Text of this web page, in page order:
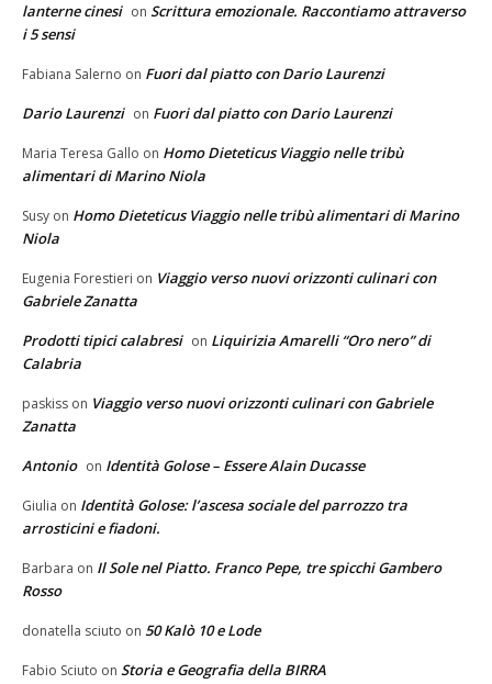
lanterne cinesi on Scrittura emozionale. Raccontiamo attraverso
i 5 sensi
Fabiana Salerno on Fuori dal piatto con Dario Laurenzi
Dario Laurenzi on Fuori dal piatto con Dario Laurenzi
Maria Teresa Gallo on Homo Dieteticus Viaggio nelle tribù
alimentari di Marino Niola
Susy on Homo Dieteticus Viaggio nelle tribù alimentari di Marino
Niola
Eugenia Forestieri on Viaggio verso nuovi orizzonti culinari con
Gabriele Zanatta
Prodotti tipici calabresi on Liquirizia Amarelli “Oro nero” di
Calabria
paskiss on Viaggio verso nuovi orizzonti culinari con Gabriele
Zanatta
Antonio on Identità Golose – Essere Alain Ducasse
Giulia on Identità Golose: l’ascesa sociale del parrozzo tra
arrosticini e fiadoni.
Barbara on Il Sole nel Piatto. Franco Pepe, tre spicchi Gambero
Rosso
donatella sciuto on 50 Kalò 10 e Lode
Fabio Sciuto on Storia e Geografia della BIRRA